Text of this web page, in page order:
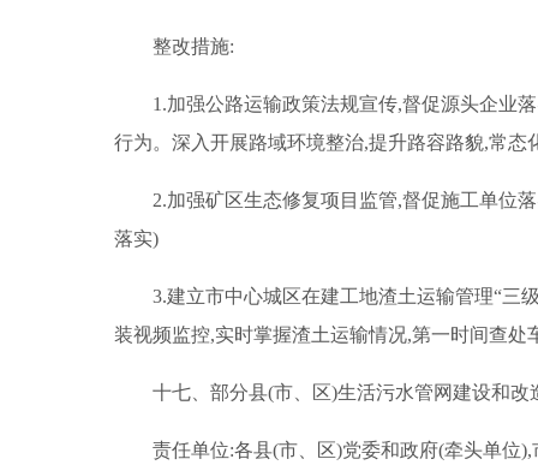
整改措施:
1.加强公路运输政策法规宣传,督促源头企业
行为。深入开展路域环境整治,提升路容路貌,常
2.加强矿区生态修复项目监管,督促施工单位
落实)
3.建立市中心城区在建工地渣土运输管理“三
装视频监控,实时掌握渣土运输情况,第一时间查
十七、部分县(市、区)生活污水管网建设和
责任单位:各县(市、区)党委和政府(牵头单位),